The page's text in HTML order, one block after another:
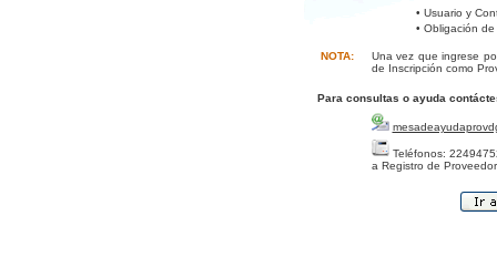
• Usuario y
• Obligación
NOTA:
Una vez que ingrese
de Inscripción como
Para consultas o ayuda
Teléfonos:
a Registro de